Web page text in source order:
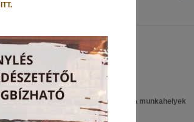
PTE - Rókaűzők futóversenyen. Idén a munkahelyek